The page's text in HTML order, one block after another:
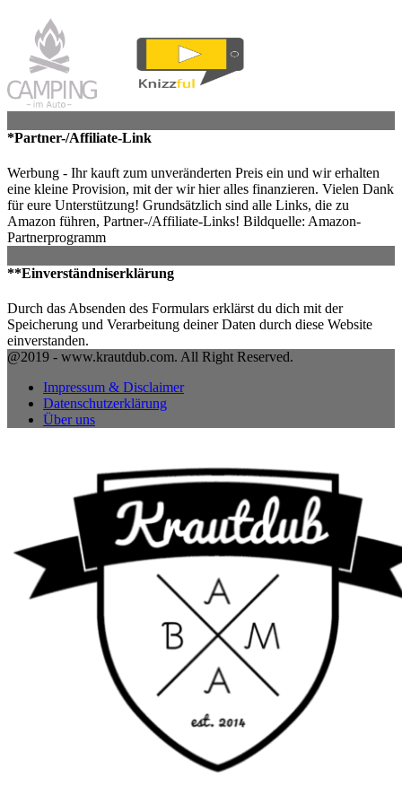
*Partner-/Affiliate-Link
Werbung - Ihr kauft zum unveränderten Preis ein und wir erhalten
eine kleine Provision, mit der wir hier alles finanzieren. Vielen Dank
für eure Unterstützung! Grundsätzlich sind alle Links, die zu
Amazon führen, Partner-/Affiliate-Links! Bildquelle: Amazon-
Partnerprogramm
**Einverständniserklärung
Durch das Absenden des Formulars erklärst du dich mit der
Speicherung und Verarbeitung deiner Daten durch diese Website
einverstanden.
@2019 - www.krautdub.com. All Right Reserved.
Impressum & Disclaimer
Datenschutzerklärung
Über uns